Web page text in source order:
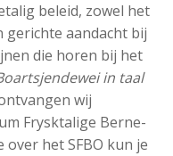
beleid, zowel het
gerichte aandacht bij
die horen bij het
in taal
wij
Frysktalige Berne-
het SFBO kun je